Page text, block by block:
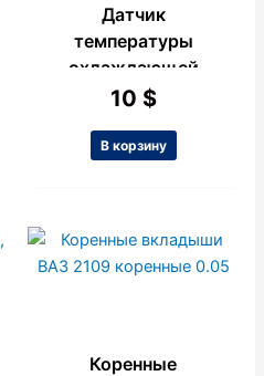
Датчик
температуры
охлаждающей
жидкости ВАЗ
10 $
В корзину
Коренные